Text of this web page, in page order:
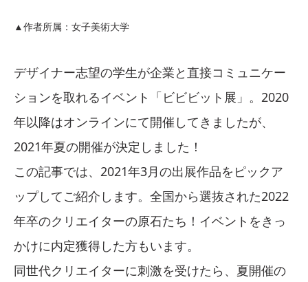
▲作者所属：女子美術大学
デザイナー志望の学生が企業と直接コミュニケー
ションを取れるイベント「ビビビット展」。2020
年以降はオンラインにて開催してきましたが、
2021年夏の開催が決定しました！
この記事では、2021年3月の出展作品をピックア
ップしてご紹介します。全国から選抜された2022
年卒のクリエイターの原石たち！イベントをきっ
かけに内定獲得した方もいます。
同世代クリエイターに刺激を受けたら、夏開催の